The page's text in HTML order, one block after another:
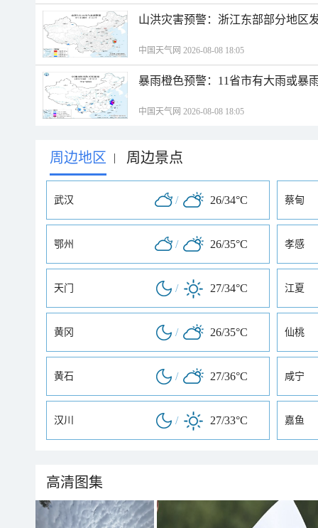
山洪灾害预警：浙江东部部分地区
中国天气网 2026-08-08 18:05
暴雨橙色预警：11省市有大雨或暴
中国天气网 2026-08-08 18:05
周边地区 | 周边景点
武汉 / 26/34°C 蔡甸
鄂州 / 26/35°C 孝感
天门 / 27/34°C 江夏
黄冈 / 26/35°C 仙桃
黄石 / 27/36°C 咸宁
汉川 / 27/33°C 嘉鱼
高清图集